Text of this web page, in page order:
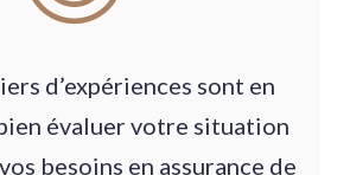
d’expériences sont en
évaluer votre situation
besoins en assurance de